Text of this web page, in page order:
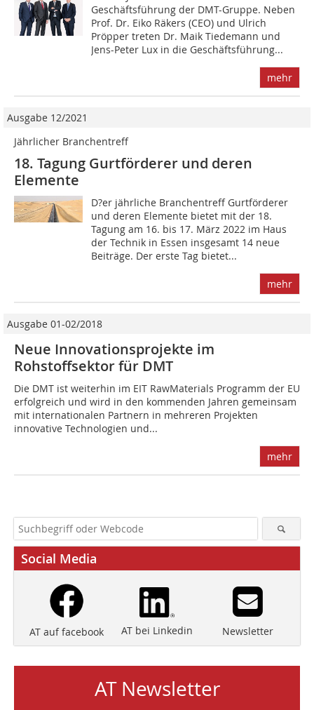
Geschäftsführung der DMT-Gruppe. Neben
Prof. Dr. Eiko Räkers (CEO) und Ulrich
Pröpper treten Dr. Maik Tiedemann und
Jens-Peter Lux in die Geschäftsführung...
mehr
Ausgabe 12/2021
Jährlicher Branchentreff
18. Tagung Gurtförderer und deren
Elemente
D?er jährliche Branchentreff Gurtförderer
und deren Elemente bietet mit der 18.
Tagung am 16. bis 17. März 2022 im Haus
der Technik in Essen insgesamt 14 neue
Beiträge. Der erste Tag bietet...
mehr
Ausgabe 01-02/2018
Neue Innovationsprojekte im
Rohstoffsektor für DMT
Die DMT ist weiterhin im EIT RawMaterials Programm der EU
erfolgreich und wird in den kommenden Jahren gemeinsam
mit internationalen Partnern in mehreren Projekten
innovative Technologien und...
mehr
Social Media
AT auf facebook AT bei Linkedin Newsletter
AT Newsletter